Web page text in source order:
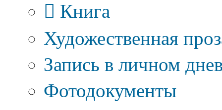
Книга
Художественная
Запись в личном
Фотодокументы